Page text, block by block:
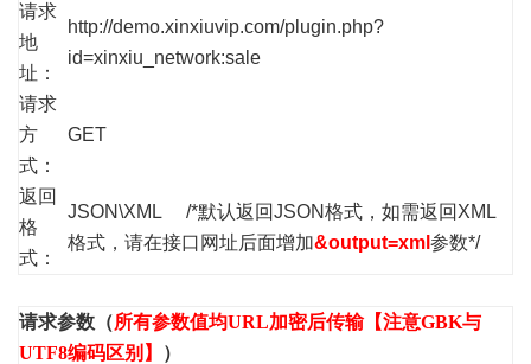
请求
地
址：
http://demo.xinxiuvip.com/plugin.php?
id=xinxiu_network:sale
请求
方
式：
GET
返回
格
式：
JSON\XML /*默认返回JSON格式，如需返回XML
格式，请在接口网址后面增加&output=xml 参数*/
请求参数（所有参数值均URL加密后传输【注意GBK与
UTF8编码区别】
）